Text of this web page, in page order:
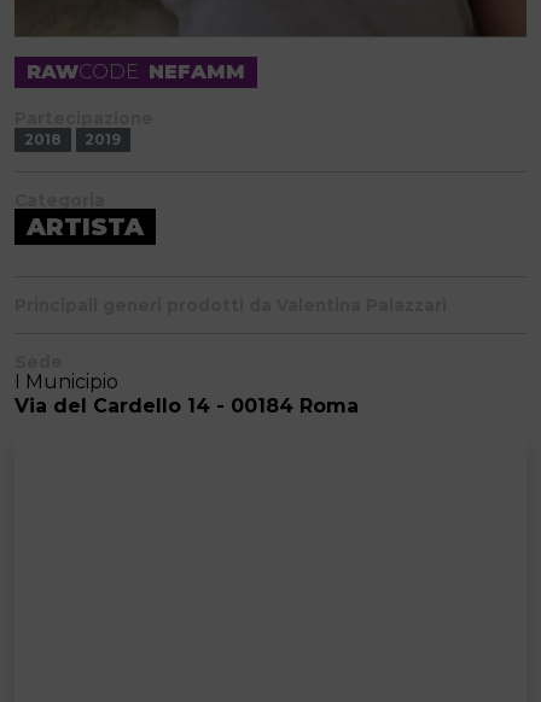
RAWCODE NEFAMM
2018 2019
ARTISTA
I Municipio
Via del Cardello 14 - 00184 Roma